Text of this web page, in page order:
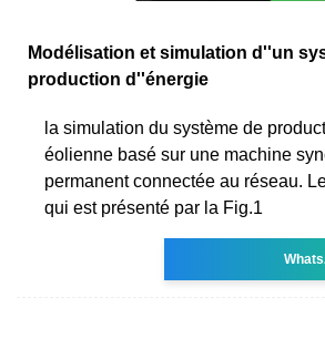
Modélisation et simulation d''un
production d''énergie
la simulation du système de
éolienne basé sur une machine
permanent connectée au réseau.
qui est présenté par la Fig.1